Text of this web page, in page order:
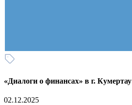
«Диалоги о финансах» в г. Кумертау
02.12.2025